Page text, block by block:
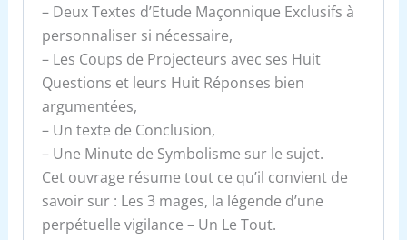
– Deux Textes d’Etude Maçonnique Exclusifs à
personnaliser si nécessaire,
– Les Coups de Projecteurs avec ses Huit
Questions et leurs Huit Réponses bien
argumentées,
– Un texte de Conclusion,
– Une Minute de Symbolisme sur le sujet.
Cet ouvrage résume tout ce qu’il convient de
savoir sur : Les 3 mages, la légende d’une
perpétuelle vigilance – Un Le Tout.